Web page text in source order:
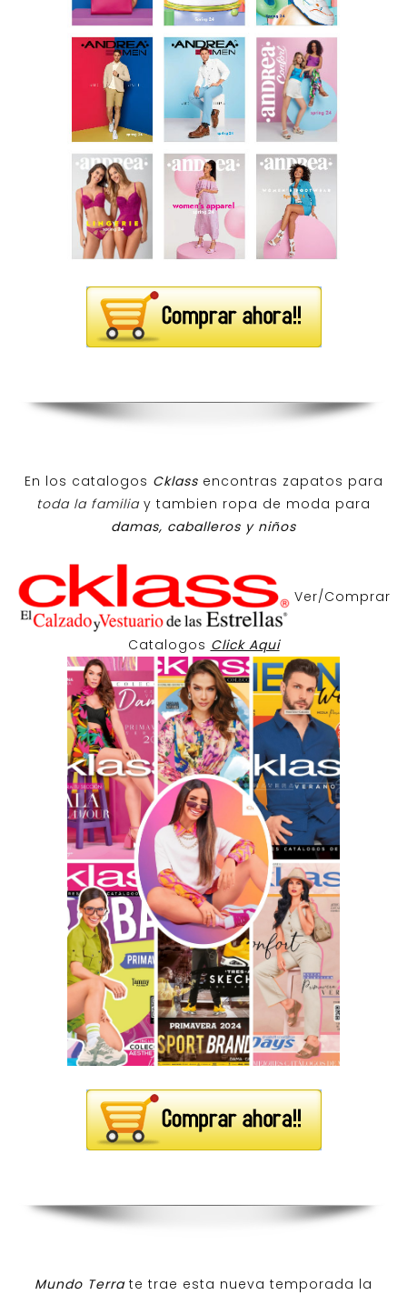
En los catalogos Cklass encontras zapatos para
toda la familiay tambien ropa de moda para
damas, caballeros y niños
Ver/Comprar
Catalogos Click Aqui
Mundo Terra te trae esta nueva temporada la